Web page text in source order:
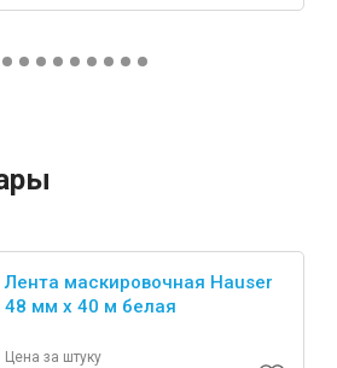
Лента маскировочная Hauser
48 мм х 40 м белая
Цена за штуку
клининга и уборки